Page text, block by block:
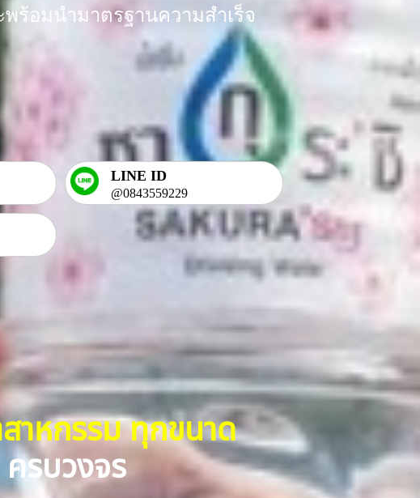
พร้อมนำมาตรฐานความสำเร็จ
LINE ID
@0843559229
าหกรรม ทุกขนาด
รบวงจร